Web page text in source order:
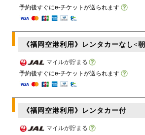
予約後すぐにe-チケットが送られます
《福岡空港利用》レンタカーなし<
マイルが貯まる
予約後すぐにe-チケットが送られます
《福岡空港利用》レンタカー付
マイルが貯まる